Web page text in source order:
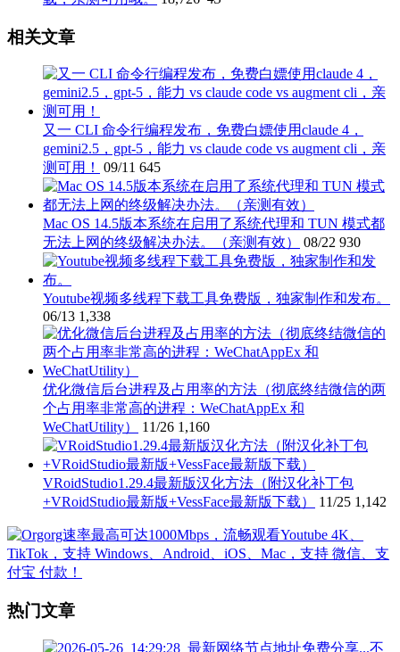
相关文章
又一 CLI 命令行编程发布，免费白嫖使用claude 4，
gemini2.5，gpt-5，能力 vs claude code vs augment cli，亲
测可用！
09/11 645
Mac OS 14.5版本系统在启用了系统代理和 TUN 模式都
无法上网的终级解决办法。（亲测有效）
08/22 930
Youtube视频多线程下载工具免费版，独家制作和发布。
06/13 1,338
优化微信后台进程及占用率的方法（彻底终结微信的两
个占用率非常高的进程：WeChatAppEx 和
WeChatUtility）
11/26 1,160
VRoidStudio1.29.4最新版汉化方法（附汉化补丁包
+VRoidStudio最新版+VessFace最新版下载）
11/25 1,142
热门文章